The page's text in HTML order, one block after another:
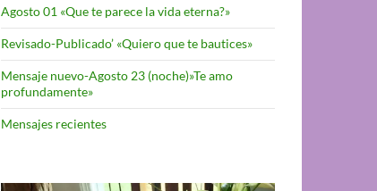
Agosto 01 «Que te parece la vida eterna?»
Revisado-Publicado’ «Quiero que te bautices»
Mensaje nuevo-Agosto 23 (noche)»Te amo
profundamente»
Mensajes recientes